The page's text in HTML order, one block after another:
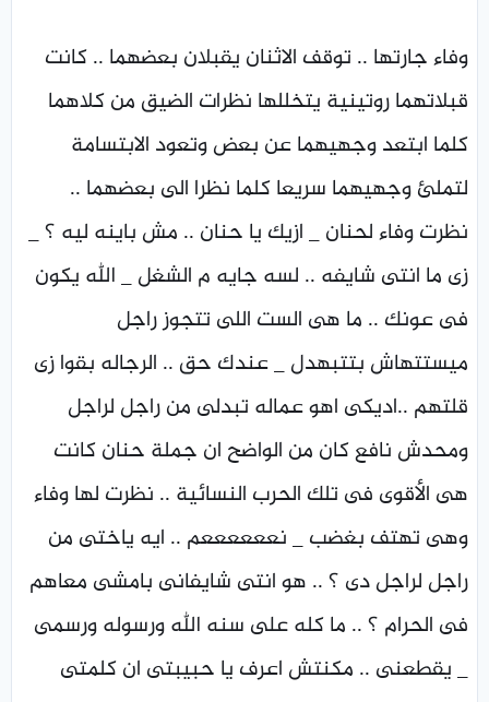
وفاء جارتها .. توقف الاثنان يقبلان بعضهما .. كانت
قبلاتهما روتينية يتخللها نظرات الضيق من كلاهما
كلما ابتعد وجهيهما عن بعض وتعود الابتسامة
لتملئ وجهيهما سريعا كلما نظرا الى بعضهما ..
نظرت وفاء لحنان _ ازيك يا حنان .. مش باينه ليه ؟ _
زى ما انتى شايفه .. لسه جايه م الشغل _ الله يكون
فى عونك .. ما هى الست اللى تتجوز راجل
ميستتهاش بتتبهدل _ عندك حق .. الرجاله بقوا زى
قلتهم ..اديكى اهو عماله تبدلى من راجل لراجل
ومحدش نافع كان من الواضح ان جملة حنان كانت
هى الأقوى فى تلك الحرب النسائية .. نظرت لها وفاء
وهى تهتف بغضب _ نععععععم .. ايه ياختى من
راجل لراجل دى ؟ .. هو انتى شايفانى بامشى معاهم
فى الحرام ؟ .. ما كله على سنه الله ورسوله ورسمى
_ يقطعنى .. مكنتش اعرف يا حبيبتى ان كلمتى